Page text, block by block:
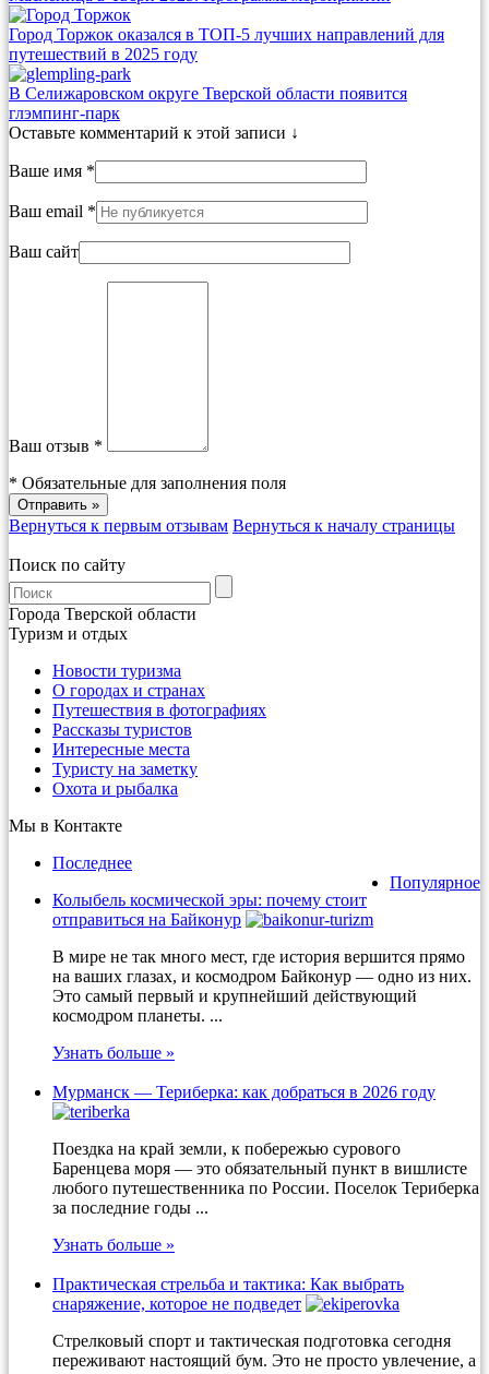
Город Торжок оказался в ТОП-5 лучших направлений для
путешествий в 2025 году
В Селижаровском округе Тверской области появится
глэмпинг-парк
Оставьте комментарий к этой записи ↓
Ваше имя *
Ваш email *
Ваш сайт
Ваш отзыв *
* Обязательные для заполнения поля
Вернуться к первым отзывам Вернуться к началу страницы
Поиск по сайту
Города Тверской области
Туризм и отдых
Новости туризма
О городах и странах
Путешествия в фотографиях
Рассказы туристов
Интересные места
Туристу на заметку
Охота и рыбалка
Мы в Контакте
Последнее
Популярное
Колыбель космической эры: почему стоит
отправиться на Байконур
В мире не так много мест, где история вершится прямо
на ваших глазах, и космодром Байконур — одно из них.
Это самый первый и крупнейший действующий
космодром планеты. ...
Узнать больше »
Мурманск — Териберка: как добраться в 2026 году
Поездка на край земли, к побережью сурового
Баренцева моря — это обязательный пункт в вишлисте
любого путешественника по России. Поселок Териберка
за последние годы ...
Узнать больше »
Практическая стрельба и тактика: Как выбрать
снаряжение, которое не подведет
Стрелковый спорт и тактическая подготовка сегодня
переживают настоящий бум. Это не просто увлечение, а